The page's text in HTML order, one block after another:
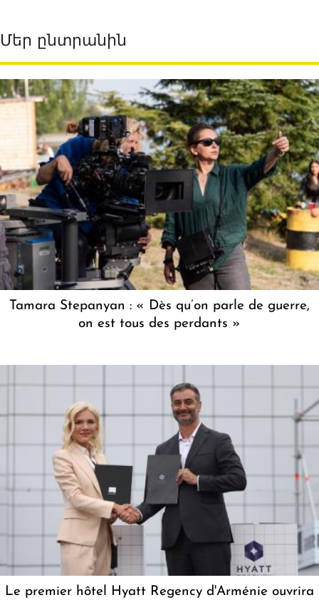
Մեր ընտրանին
Tamara Stepanyan : « Dès qu’on parle de guerre,
on est tous des perdants »
Le premier hôtel Hyatt Regency d'Arménie ouvrira